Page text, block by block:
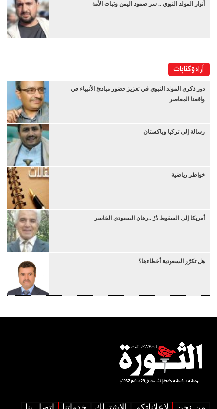
أنوار المولد النبوي .. سر صمود اليمن وثبات الأمة
آراء وكتابات
دور ذكرى المولد النبوي في تعزيز حضور مبادئ الأنبياء في
واقعنا المعاصر
رسالة إلى تركيا وباكستان
خواطر رياضية
أمريكا إلى السقوط دُرْ ..رهان السعودي الخاسر
هل تكرّر السعودية أخطاءها؟